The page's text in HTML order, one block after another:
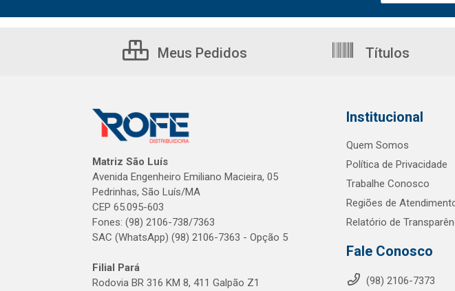
Meus Pedidos Títulos
Matriz São Luís
Avenida Engenheiro Emiliano Macieira, 05
Pedrinhas, São Luís/MA
CEP 65.095-603
Fones: (98) 2106-738/7363
SAC (WhatsApp) (98) 2106-7363 - Opção 5
Filial Pará
Rodovia BR 316 KM 8, 411 Galpão Z1
Institucional
Quem Somos
Política de Privacidade
Trabalhe Conosco
Regiões de
Relatório de
Fale Conosco
(98) 2106-7373